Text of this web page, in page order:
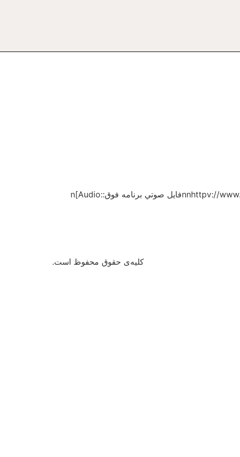
برنامه تلويزيونى “پرتو نور” شماره ۱۵۵۱nخدا و جهانnبه مدت ۵۷ دقيقهnnhttpv://www.youtube.com/watch?v=K9ZYgvVbsagnnفايل صوتي برنامه فوق:n[Audio:
کلیه‌ی حقوق محفوظ است.